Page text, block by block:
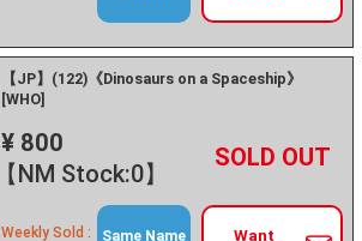
【JP】(122)《Dinosaurs on a Spaceship》
[WHO]
¥ 800
【NM Stock:0】
－ +
Want
Weekly Sold :
Same Name